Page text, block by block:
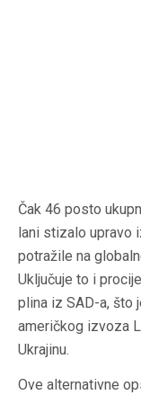
Čak 46 posto
lani stizalo upravo
potražile na
Uključuje to i
plina iz SAD-a, što
američkog izvoza
Ukrajinu.
Ove alternativne